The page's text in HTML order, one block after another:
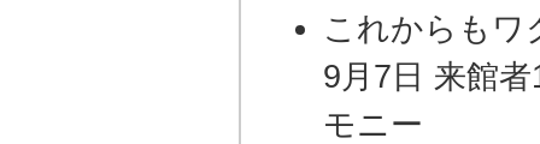
これからもワ
9月7日 来館
モニー